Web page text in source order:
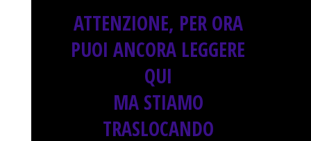
ATTENZIONE, PER ORA
PUOI ANCORA LEGGERE
QUI
MA STIAMO
TRASLOCANDO